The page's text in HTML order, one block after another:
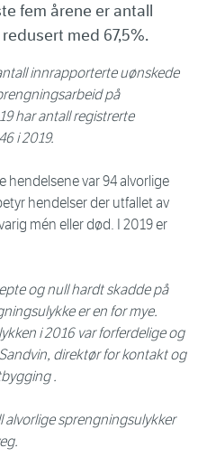
fem årene er antall
med 67,5%.
innrapporterte uønskede
på
har antall registrerte
i 2019.
hendelsene var 94 alvorlige
hendelser der utfallet av
mén eller død. I 2019 er
og null hardt skadde på
er en for mye.
i 2016 var forferdelige og
direktør for kontakt og
.
sprengningsulykker